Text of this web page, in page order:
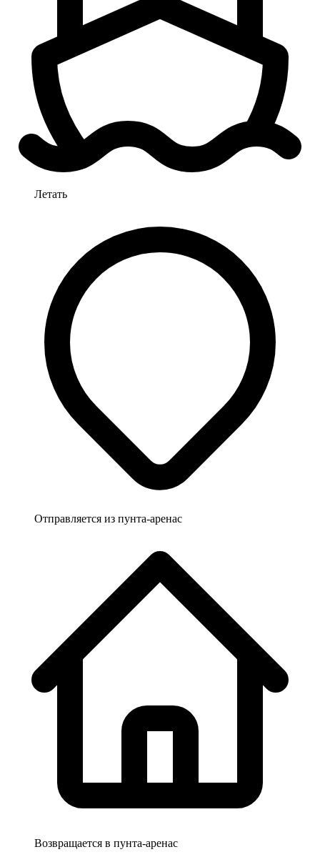
Летать
Отправляется из пунта-аренас
Возвращается в пунта-аренас